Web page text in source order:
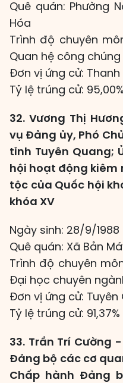
Quê quán: Phường
Hóa
Trình độ chuyên
Quan hệ công chúng
Đơn vị ứng cử: Thanh
Tỷ lệ trúng cử: 95,00%
32. Vương Thị
vụ Đảng ủy, Phó
tỉnh Tuyên Quang;
hội hoạt động kiêm
tộc của Quốc hội
khóa XV
Ngày sinh: 28/9/1988
Quê quán: Xã Bản
Trình độ chuyên
Đại học chuyên
Đơn vị ứng cử: Tuyên
Tỷ lệ trúng cử: 91,37%
33. Trần Trí Cường
Đảng bộ các cơ
Chấp hành Đảng